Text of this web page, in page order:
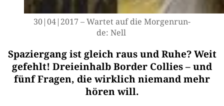
30|04|2017 – War­tet auf die Mor­gen­run­
de: Nell
Spaziergang ist gleich raus und Ruhe? Weit
gefehlt! Dreieinhalb Border Collies – und
fünf Fragen, die wirklich niemand mehr
hören will.